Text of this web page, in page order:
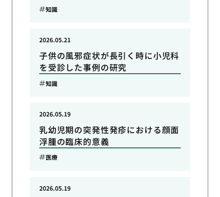
知識
子供の風邪症状が長引く時に小児科
を受診した事例の研究
2026.05.21
知識
乳幼児期の突発性発疹における顔面
浮腫の臨床的意義
2026.05.19
医療
2026.05.19